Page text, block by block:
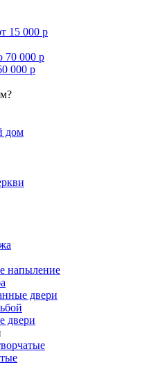
15 000 р
70 000 р
000 р
дом
напыление
двери
двери